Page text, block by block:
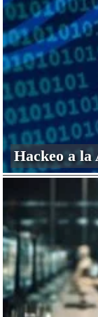
Hackeo a la